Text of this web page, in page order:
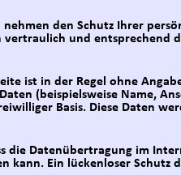
nehmen den Schutz Ihrer
vertraulich und entsprechend
ist in der Regel ohne
(beispielsweise Name,
Basis. Diese Daten
die Datenübertragung im
kann. Ein lückenloser